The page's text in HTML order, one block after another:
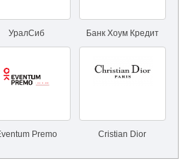
УралСиб Банк Хоум Кредит
Premo Cristian Dior